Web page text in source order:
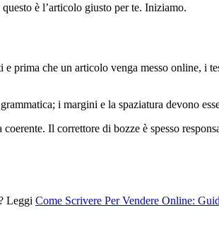
è l’articolo giusto per te. Iniziamo.
prima che un articolo venga messo online, i
i margini e la spaziatura devono
Il correttore di bozze è spesso
Leggi Come Scrivere Per Vendere Online: